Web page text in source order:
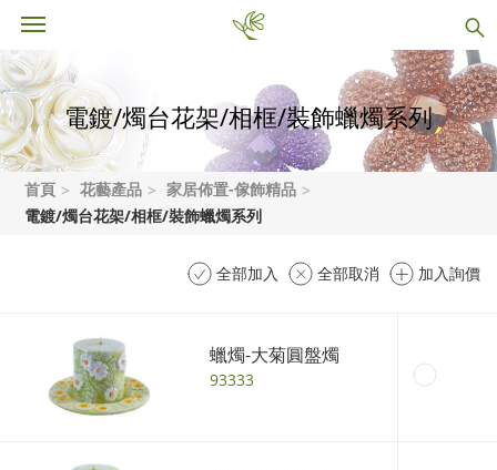
電鍍/燭台花架/相框/裝飾蠟燭系列
首頁 花藝產品
家居佈置-傢飾精品
電鍍/燭台花架/相框/裝飾蠟燭系列
全部加入 全部取消 加入詢價
蠟燭-大菊圓盤燭
93333